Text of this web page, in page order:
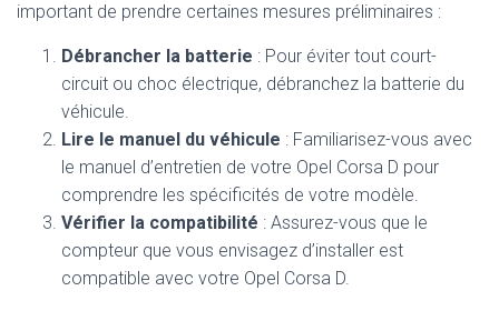
important de prendre certaines mesures préliminaires :
Débrancher la batterie : Pour éviter tout court-
circuit ou choc électrique, débranchez la batterie du
véhicule.
Lire le manuel du véhicule : Familiarisez-vous avec
le manuel d’entretien de votre Opel Corsa D pour
comprendre les spécificités de votre modèle.
Vérifier la compatibilité : Assurez-vous que le
compteur que vous envisagez d’installer est
compatible avec votre Opel Corsa D.